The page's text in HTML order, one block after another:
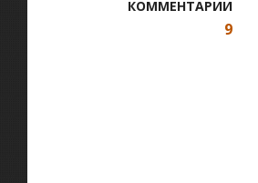
КОММЕНТАРИИ
9